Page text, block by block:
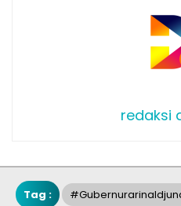
redaksi
Tag :